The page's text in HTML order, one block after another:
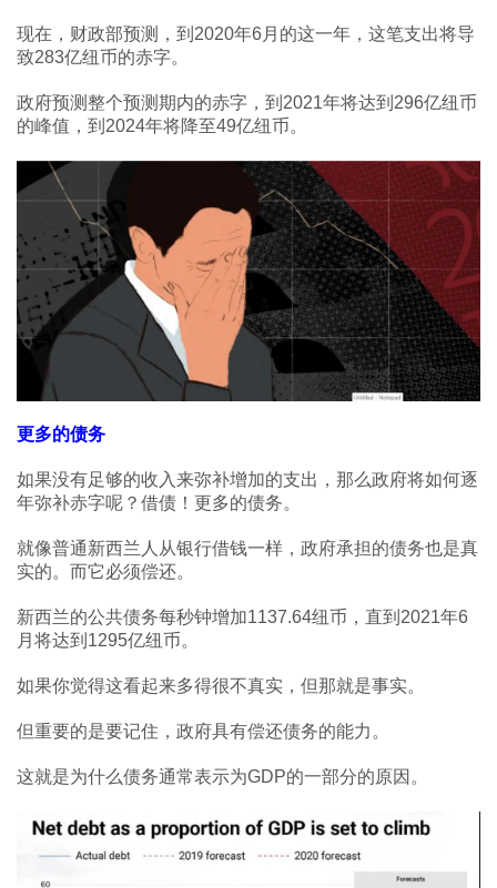
现在，财政部预测，到2020年6月的这一年，这笔支出将导
致283亿纽币的赤字。
政府预测整个预测期内的赤字，到2021年将达到296亿纽币
的峰值，到2024年将降至49亿纽币。
更多的债务
如果没有足够的收入来弥补增加的支出，那么政府将如何逐
年弥补赤字呢？借债！更多的债务。
就像普通新西兰人从银行借钱一样，政府承担的债务也是真
实的。而它必须偿还。
新西兰的公共债务每秒钟增加1137.64纽币，直到2021年6
月将达到1295亿纽币。
如果你觉得这看起来多得很不真实，但那就是事实。
但重要的是要记住，政府具有偿还债务的能力。
这就是为什么债务通常表示为GDP的一部分的原因。